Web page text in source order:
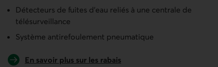
Détecteurs de fuites d’eau reliés à une centrale de
télésurveillance
Système antirefoulement pneumatique
En savoir plus sur les rabais